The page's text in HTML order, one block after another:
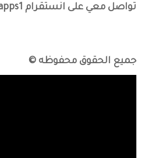
تواصل معي على انستقرام malekapps1
جميع الحقوق محفوظه ©